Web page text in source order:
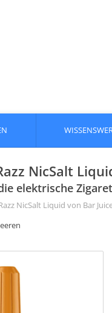
NicSalt
elektrische
NicSalt Liquid von Bar